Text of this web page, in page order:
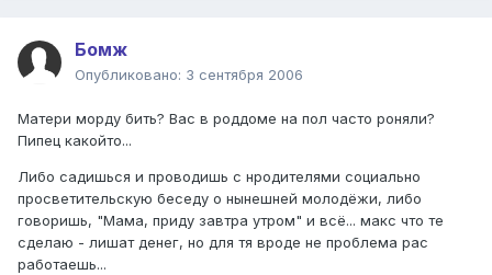
Бомж
Опубликовано: 3 сентября 2006
Матери морду бить? Вас в роддоме на пол часто роняли?
Пипец какойто...
Либо садишься и проводишь с нродителями социально
просветительскую беседу о нынешней молодёжи, либо
говоришь, "Мама, приду завтра утром" и всё... макс что те
сделаю - лишат денег, но для тя вроде не проблема рас
работаешь...